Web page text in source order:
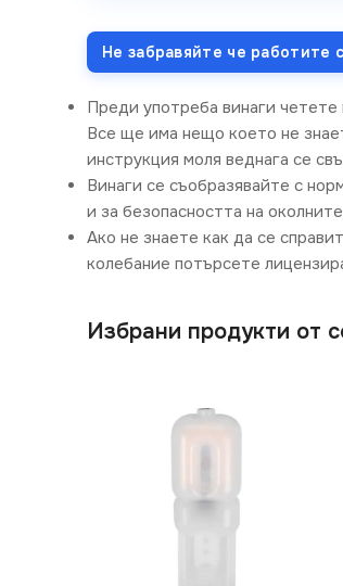
Не забравяйте че работите
Преди употреба винаги
Все ще има нещо което не
инструкция моля веднага се
Винаги се съобразявайте с
и за безопасността на
Ако не знаете как да се
колебание потърсете
Избрани продукти от